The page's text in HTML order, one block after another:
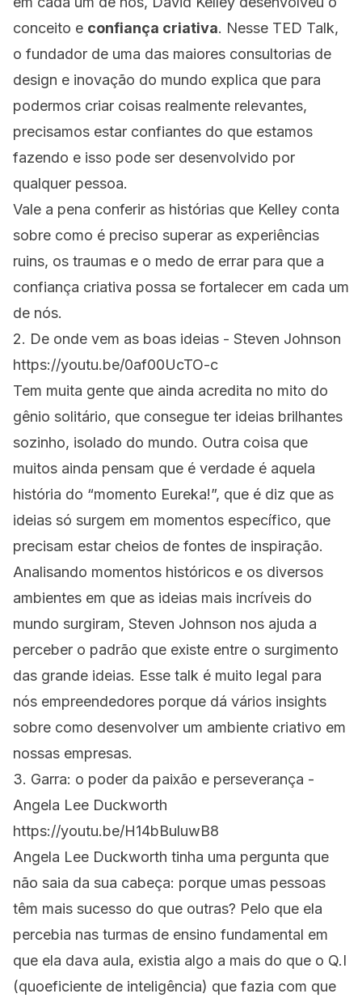
conceito e confiança criativa. Nesse TED Talk,
o fundador de uma das maiores consultorias de
design e inovação do mundo explica que para
podermos criar coisas realmente relevantes,
precisamos estar confiantes do que estamos
fazendo e isso pode ser desenvolvido por
qualquer pessoa.
Vale a pena conferir as histórias que Kelley conta
sobre como é preciso superar as experiências
ruins, os traumas e o medo de errar para que a
confiança criativa possa se fortalecer em cada um
de nós.
2. De onde vem as boas ideias - Steven Johnson
https://youtu.be/0af00UcTO-c
Tem muita gente que ainda acredita no mito do
gênio solitário, que consegue ter ideias brilhantes
sozinho, isolado do mundo. Outra coisa que
muitos ainda pensam que é verdade é aquela
história do “momento Eureka!”, que é diz que as
ideias só surgem em momentos específico, que
precisam estar cheios de fontes de inspiração.
Analisando momentos históricos e os diversos
ambientes em que as ideias mais incríveis do
mundo surgiram, Steven Johnson nos ajuda a
perceber o padrão que existe entre o surgimento
das grande ideias. Esse talk é muito legal para
nós empreendedores porque dá vários insights
sobre como desenvolver um ambiente criativo em
nossas empresas.
3. Garra: o poder da paixão e perseverança -
Angela Lee Duckworth
https://youtu.be/H14bBuluwB8
Angela Lee Duckworth tinha uma pergunta que
não saia da sua cabeça: porque umas pessoas
têm mais sucesso do que outras? Pelo que ela
percebia nas turmas de ensino fundamental em
que ela dava aula, existia algo a mais do que o Q.I
(quoeficiente de inteligência) que fazia com que